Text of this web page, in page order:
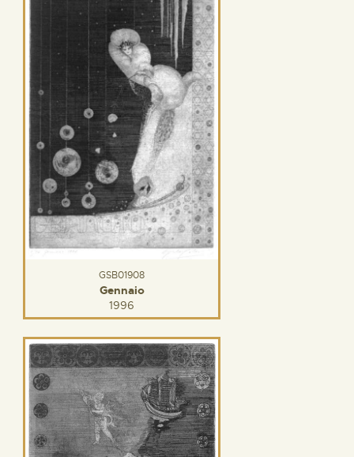
GSB01908
Gennaio
1996